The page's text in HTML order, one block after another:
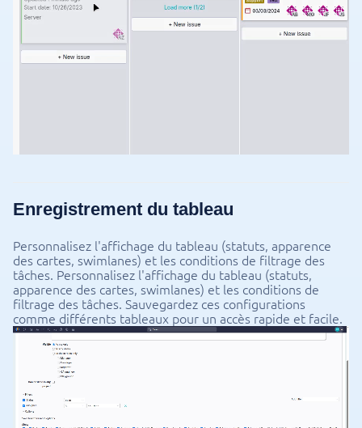
Enregistrement du tableau
Personnalisez l'affichage du tableau (statuts, apparence
des cartes, swimlanes) et les conditions de filtrage des
tâches. Personnalisez l'affichage du tableau (statuts,
apparence des cartes, swimlanes) et les conditions de
filtrage des tâches. Sauvegardez ces configurations
comme différents tableaux pour un accès rapide et facile.